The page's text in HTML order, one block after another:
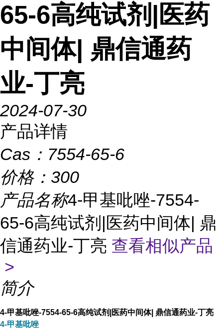
65-6高纯试剂|医药
中间体| 鼎信通药
业-丁亮
2024-07-30
产品详情
Cas： 7554-65-6
价格： 300
产品名称4-甲基吡唑-7554-
65-6高纯试剂|医药中间体| 鼎
信通药业-丁亮 查看相似产品
>
简介
4-甲基吡唑-7554-65-6高纯试剂|医药中间体| 鼎信通药业-丁亮
4-甲基吡唑